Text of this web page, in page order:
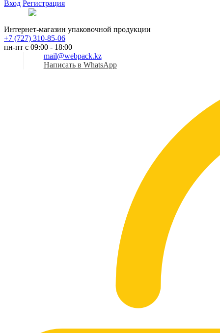
Вход Регистрация
Интернет-магазин упаковочной продукции
+7 (727) 310-85-06
пн-пт с 09:00 - 18:00
mail@webpack.kz
Написать в WhatsApp